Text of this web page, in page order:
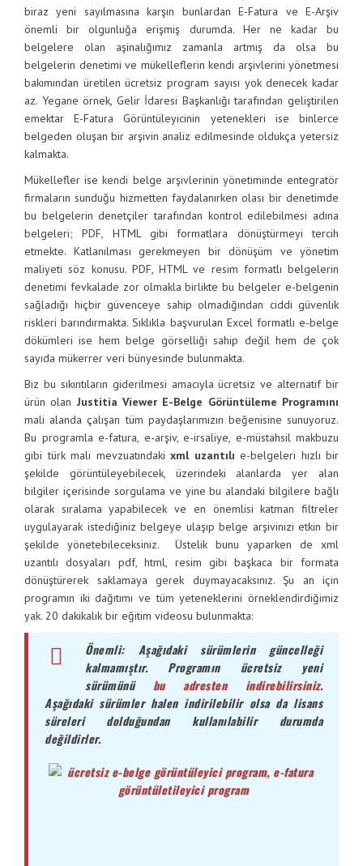
biraz yeni sayılmasına karşın bunlardan E-Fatura ve E-Arşiv
önemli bir olgunluğa erişmiş durumda. Her ne kadar bu
belgelere olan aşinalığımız zamanla artmış da olsa bu
belgelerin denetimi ve mükelleflerin kendi arşivlerini yönetmesi
bakımından üretilen ücretsiz program sayısı yok denecek kadar
az. Yegane örnek, Gelir İdaresi Başkanlığı tarafından geliştirilen
emektar E-Fatura Görüntüleyicinin yetenekleri ise binlerce
belgeden oluşan bir arşivin analiz edilmesinde oldukça yetersiz
kalmakta.
Mükellefler ise kendi belge arşivlerinin yönetiminde entegratör
firmaların sunduğu hizmetten faydalanırken olası bir denetimde
bu belgelerin denetçiler tarafından kontrol edilebilmesi adına
belgeleri; PDF, HTML gibi formatlara dönüştürmeyi tercih
etmekte. Katlanılması gerekmeyen bir dönüşüm ve yönetim
maliyeti söz konusu. PDF, HTML ve resim formatlı belgelerin
denetimi fevkalade zor olmakla birlikte bu belgeler e-belgenin
sağladığı hiçbir güvenceye sahip olmadığından ciddi güvenlik
riskleri barındırmakta. Sıklıkla başvurulan Excel formatlı e-belge
dökümleri ise hem belge görselliği sahip değil hem de çok
sayıda mükerrer veri bünyesinde bulunmakta.
Biz bu sıkıntıların giderilmesi amacıyla ücretsiz ve alternatif bir
ürün olan Justitia Viewer E-Belge Görüntüleme Programını
mali alanda çalışan tüm paydaşlarımızın beğenisine sunuyoruz.
Bu programla e-fatura, e-arşiv, e-irsaliye, e-müstahsil makbuzu
gibi türk mali mevzuatındaki xml uzantılı e-belgeleri hızlı bir
şekilde görüntüleyebilecek, üzerindeki alanlarda yer alan
bilgiler içerisinde sorgulama ve yine bu alandaki bilgilere bağlı
olarak sıralama yapabilecek ve en önemlisi katman filtreler
uygulayarak istediğiniz belgeye ulaşıp belge arşivinizi etkin bir
şekilde yönetebileceksiniz. Üstelik bunu yaparken de xml
uzantılı dosyaları pdf, html, resim gibi başkaca bir formata
dönüştürerek saklamaya gerek duymayacaksınız. Şu an için
programın iki dağıtımı ve tüm yeteneklerini örneklendirdiğimiz
yak. 20 dakikalık bir eğitim videosu bulunmakta:
Önemli: Aşağıdaki sürümlerin güncelleği
kalmamıştır. Programın ücretsiz yeni
sürümünü bu adresten indirebilirsiniz.
Aşağıdaki sürümler halen indirilebilir olsa da lisans
süreleri dolduğundan kullanılabilir durumda
değildirler.